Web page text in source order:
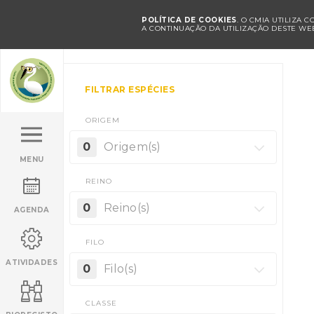
POLÍTICA DE COOKIES. O CMIA UTILIZA
A CONTINUAÇÃO DA UTILIZAÇÃO DESTE
MENU
AGENDA
ATIVIDADES
FILTRAR ESPÉCIES
ORIGEM
0 Origem(s)
REINO
0 Reino(s)
FILO
0 Filo(s)
CLASSE